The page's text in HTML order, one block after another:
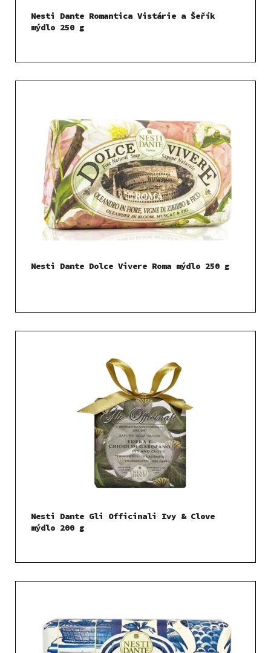
Nesti Dante Romantica Vistárie a Šeřík
mýdlo 250 g
Nesti Dante Dolce Vivere Roma mýdlo 250 g
Nesti Dante Gli Officinali Ivy & Clove
mýdlo 200 g